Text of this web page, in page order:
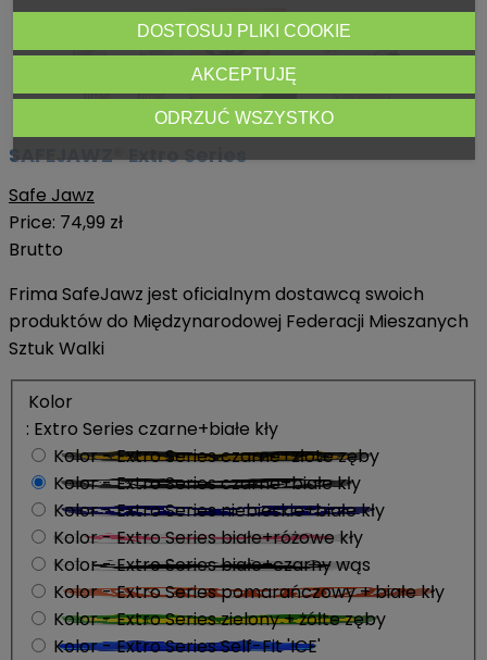
SAFEJAWZ® Extro Series
Safe Jawz
Price: 74,99 zł
Brutto
Frima SafeJawz jest oficialnym dostawcą swoich
produktów do Międzynarodowej Federacji Mieszanych
Sztuk Walki
Kolor
: Extro Series czarne+białe kły
Kolor - Extro Series czarne+złote zęby
Kolor - Extro Series czarne+białe kły
Kolor - Extro Series niebieskie+białe kły
Kolor - Extro Series białe+różowe kły
Kolor - Extro Series białe+czarny wąs
Kolor - Extro Series pomarańczowy + białe kły
Kolor - Extro Series zielony + żółte zęby
Kolor - Extro Series Self-Fit 'ICE'
DOSTOSUJ PLIKI COOKIE
ODRZUĆ WSZYSTKO
AKCEPTUJĘ